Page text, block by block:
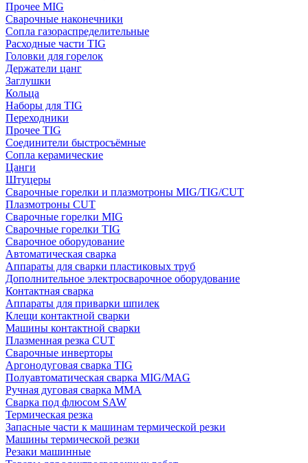
Прочее MIG
Сварочные наконечники
Сопла газораспределительные
Расходные части TIG
Головки для горелок
Держатели цанг
Заглушки
Кольца
Наборы для TIG
Переходники
Прочее TIG
Соединители быстросъёмные
Сопла керамические
Цанги
Штуцеры
Сварочные горелки и плазмотроны MIG/TIG/CUT
Плазмотроны CUT
Сварочные горелки MIG
Сварочные горелки TIG
Сварочное оборудование
Автоматическая сварка
Аппараты для сварки пластиковых труб
Дополнительное электросварочное оборудование
Контактная сварка
Аппараты для приварки шпилек
Клещи контактной сварки
Машины контактной сварки
Плазменная резка CUT
Сварочные инверторы
Аргонодуговая сварка TIG
Полуавтоматическая сварка MIG/MAG
Ручная дуговая сварка MMA
Сварка под флюсом SAW
Термическая резка
Запасные части к машинам термической резки
Машины термической резки
Резаки машинные